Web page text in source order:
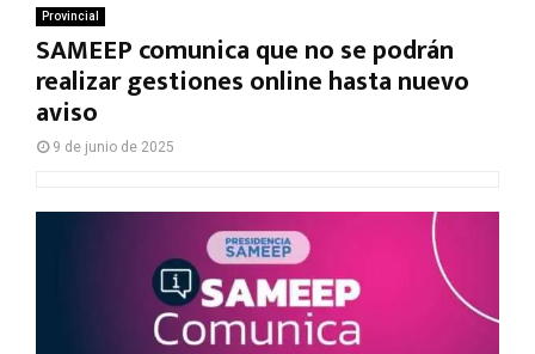
Provincial
SAMEEP comunica que no se podrán
realizar gestiones online hasta nuevo
aviso
9 de junio de 2025